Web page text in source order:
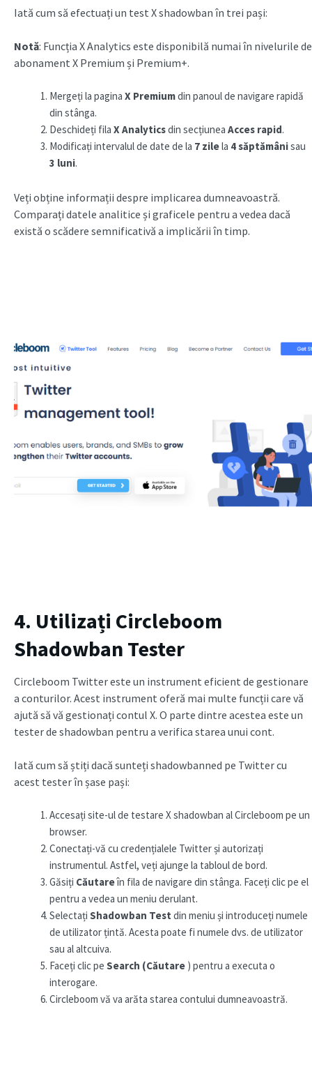
Iată cum să efectuați un test X shadowban în trei pași:
Notă: Funcția X Analytics este disponibilă numai în nivelurile de
abonament X Premium și Premium+.
Mergeți la pagina X Premiumdin panoul de navigare rapidă
din stânga.
Deschideți fila X Analyticsdin secțiunea Acces rapid.
Modificați intervalul de date de la 7 zilela 4 săptămânisau
3 luni.
Veți obține informații despre implicarea dumneavoastră.
Comparați datele analitice și graficele pentru a vedea dacă
există o scădere semnificativă a implicării în timp.
4. Utilizați Circleboom
Shadowban Tester
Circleboom Twitter este un instrument eficient de gestionare
a conturilor. Acest instrument oferă mai multe funcții care vă
ajută să vă gestionați contul X. O parte dintre acestea este un
tester de shadowban pentru a verifica starea unui cont.
Iată cum să știți dacă sunteți shadowbanned pe Twitter cu
acest tester în șase pași:
Accesați site-ul de testare X shadowban al Circleboom pe un
browser.
Conectați-vă cu credențialele Twitter și autorizați
instrumentul. Astfel, veți ajunge la tabloul de bord.
Găsiți Căutareîn fila de navigare din stânga. Faceți clic pe el
pentru a vedea un meniu derulant.
Selectați Shadowban Test din meniu și introduceți numele
de utilizator țintă. Acesta poate fi numele dvs. de utilizator
sau al altcuiva.
Faceți clic pe Search (Căutare ) pentru a executa o
interogare.
Circleboom vă va arăta starea contului dumneavoastră.